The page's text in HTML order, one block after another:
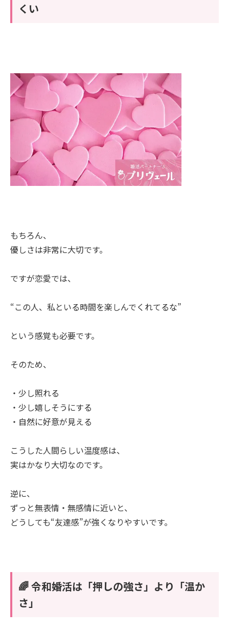
くい
もちろん、
優しさは非常に大切です。
ですが恋愛では、
“この人、私といる時間を楽しんでくれてるな”
という感覚も必要です。
そのため、
・少し照れる
・少し嬉しそうにする
・自然に好意が見える
こうした人間らしい温度感は、
実はかなり大切なのです。
逆に、
ずっと無表情・無感情に近いと、
どうしても“友達感”が強くなりやすいです。
🌈 令和婚活は「押しの強さ」より「温か
さ」